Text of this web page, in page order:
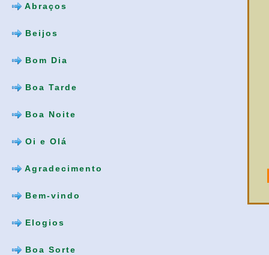
Abraços
Beijos
Bom Dia
Boa Tarde
Boa Noite
Oi e Olá
Agradecimento
Bem-vindo
Elogios
Boa Sorte